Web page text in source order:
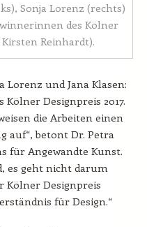
Sonja Lorenz (rechts)
des Kölner
Kirsten Reinhardt).
Lorenz und Jana Klasen:
Designpreis 2017.
die Arbeiten einen
auf“, betont Dr. Petra
für Angewandte Kunst.
es geht nicht darum
Kölner Designpreis
für Design.“